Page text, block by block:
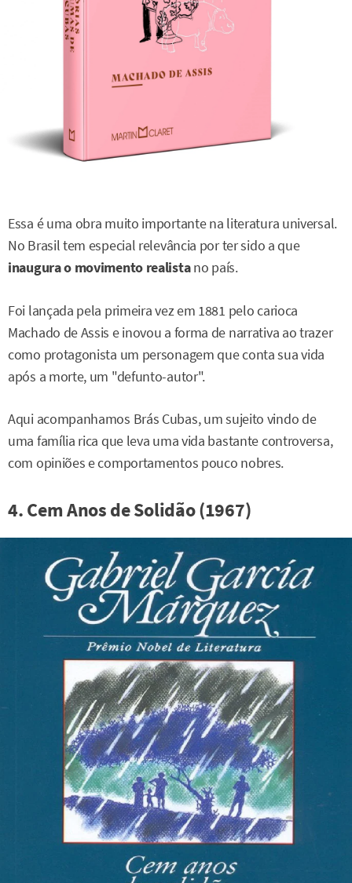
Essa é uma obra muito importante na literatura universal.
No Brasil tem especial relevância por ter sido a que
inaugura o movimento realistano país.
Foi lançada pela primeira vez em 1881 pelo carioca
Machado de Assis e inovou a forma de narrativa ao trazer
como protagonista um personagem que conta sua vida
após a morte, um "defunto-autor".
Aqui acompanhamos Brás Cubas, um sujeito vindo de
uma família rica que leva uma vida bastante controversa,
com opiniões e comportamentos pouco nobres.
4. Cem Anos de Solidão (1967)